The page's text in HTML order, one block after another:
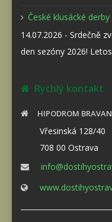
České klusácké
14.07.2026 - Srdečně
den sezóny 2026!
Rychlý kontakt
HIPODROM
Vřesinská 128/40
708 00 Ostrava